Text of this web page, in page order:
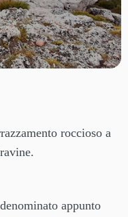
roccioso a
appunto